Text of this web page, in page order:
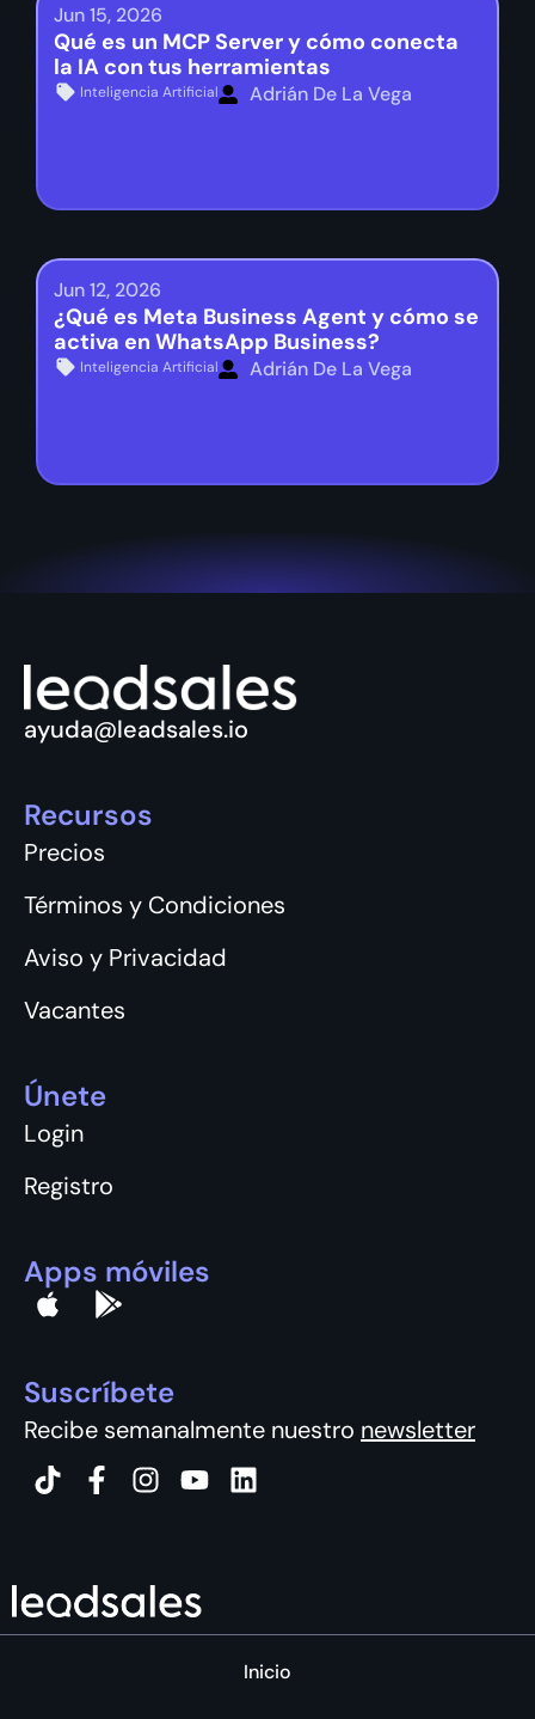
Jun 15, 2026
Qué es un MCP Server y cómo conecta
la IA con tus herramientas
Inteligencia Artificial Adrián De La Vega
Jun 12, 2026
¿Qué es Meta Business Agent y cómo se
activa en WhatsApp Business?
Inteligencia Artificial Adrián De La Vega
ayuda@leadsales.io
Recursos
Precios
Términos y Condiciones
Aviso y Privacidad
Vacantes
Únete
Login
Registro
Apps móviles
Suscríbete
Recibe semanalmente nuestro newsletter
Inicio